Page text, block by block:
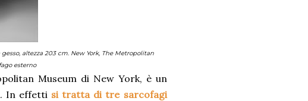
altezza 203 cm. New York, The Metropolitan
esterno
Museum di New York, è un
In effetti si tratta di tre sarcofagi